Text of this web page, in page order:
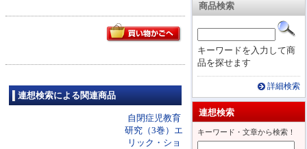
商品検索
キーワードを入力して商
品を探せます
詳細検索
連想検索
キーワード・文章から検索！
連想検索による関連商品
自閉症児教育
研究（3巻）エ
リック・ショ